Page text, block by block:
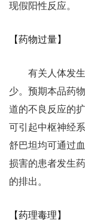
现假阳性反应。
【药物过量】
有关人体发
少。预期本品药
道的不良反应的
可引起中枢神经
舒巴坦均可通过
损害的患者发生
的排出。
【药理毒理】